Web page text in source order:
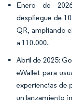
Enero de
despliegue de
QR, ampliando
a 110.000.
Abril de 2025:
eWallet para
experiencias de
un lanzamiento